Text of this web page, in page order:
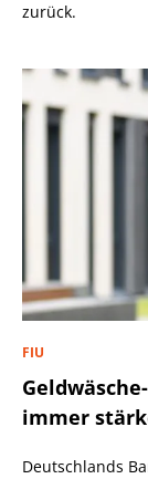
zurück.
FIU
immer
Deutschlands